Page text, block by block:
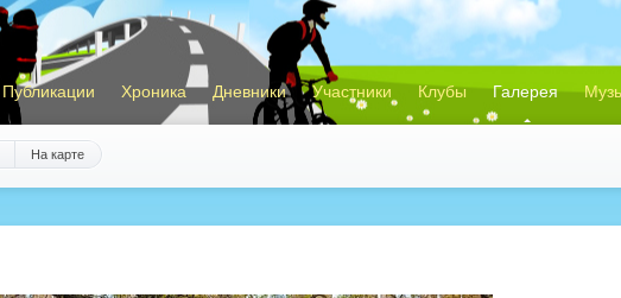
Публикации Хроника Дневники Участники Клубы Галерея
На карте